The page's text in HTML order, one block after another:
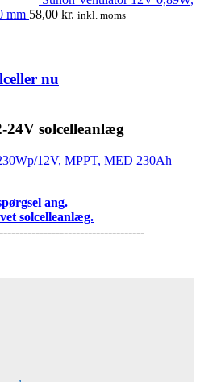
mm 58,00 kr. inkl. moms
nu
24V solcelleanlæg
ang.
solcelleanlæg.